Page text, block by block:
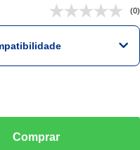
(0)